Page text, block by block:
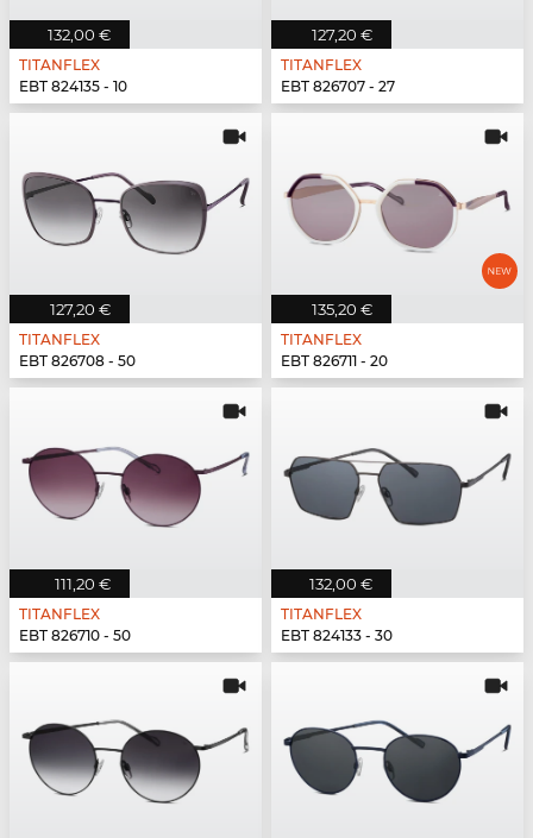
132,00 €
TITANFLEX
EBT 824135 - 10
127,20 €
TITANFLEX
EBT 826707 - 27
127,20 €
TITANFLEX
EBT 826708 - 50
135,20 €
TITANFLEX
EBT 826711 - 20
111,20 €
TITANFLEX
EBT 826710 - 50
132,00 €
TITANFLEX
EBT 824133 - 30